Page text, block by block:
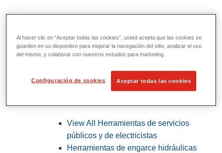
Herramientas de servicios públicos y de
View All Herramientas de servicios
públicos y de electricistas
Herramientas de engarce hidráulicas
Al hacer clic en “Aceptar todas las cookies”, usted acepta que las cookies se
guarden en su dispositivo para mejorar la navegación del sitio, analizar el uso
del mismo, y colaborar con nuestros estudios para marketing.
Configuración de cookies Aceptar todas las cookies